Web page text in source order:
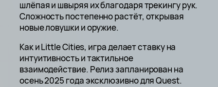
шлёпая и швыряя их благодаря трекингу рук.
Сложность постепенно растёт, открывая
новые ловушки и оружие.
Как и Little Cities, игра делает ставку на
интуитивность и тактильное
взаимодействие. Релиз запланирован на
осень 2025 года эксклюзивно для Quest.